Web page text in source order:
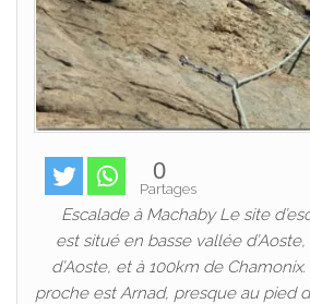
0
Partages
Escalade à Machaby Le site
est situé en basse vallée
d’Aoste, et à 100km de
proche est Arnad, presque au pied